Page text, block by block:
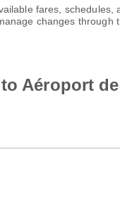
fares, schedules,
changes through
Aéroport